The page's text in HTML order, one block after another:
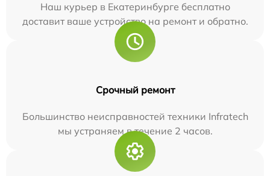
Наш курьер в Екатеринбурге бесплатно
доставит ваше устройство на ремонт и обратно.
Срочный ремонт
Большинство неисправностей техники Infratech
мы устраняем в течение 2 часов.